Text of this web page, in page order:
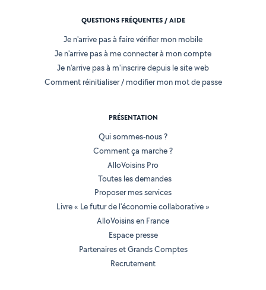
QUESTIONS FRÉQUENTES / AIDE
Je n'arrive pas à faire vérifier mon mobile
Je n'arrive pas à me connecter à mon compte
Je n'arrive pas à m'inscrire depuis le site web
Comment réinitialiser / modifier mon mot de passe
PRÉSENTATION
Qui sommes-nous ?
Comment ça marche ?
AlloVoisins Pro
Toutes les demandes
Proposer mes services
Livre « Le futur de l'économie collaborative »
AlloVoisins en France
Espace presse
Partenaires et Grands Comptes
Recrutement